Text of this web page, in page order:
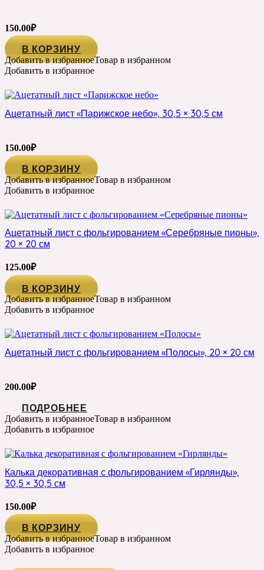
150.00₽
В КОРЗИНУ
Добавить в избранноеТовар в избранном
Добавить в избранное
Ацетатный лист «Парижское небо», 30,5 × 30,5 см
150.00₽
В КОРЗИНУ
Добавить в избранноеТовар в избранном
Добавить в избранное
Ацетатный лист с фольгированием «Серебряные пионы»,
20 × 20 см
125.00₽
В КОРЗИНУ
Добавить в избранноеТовар в избранном
Добавить в избранное
Ацетатный лист с фольгированием «Полосы», 20 × 20 см
200.00₽
ПОДРОБНЕЕ
Добавить в избранноеТовар в избранном
Добавить в избранное
Калька декоративная c фольгированием «Гирлянды»,
30,5 × 30,5 см
150.00₽
В КОРЗИНУ
Добавить в избранноеТовар в избранном
Добавить в избранное